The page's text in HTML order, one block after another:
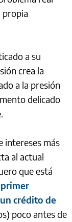
propia
a su
crea la
a la presión
delicado
intereses más
al actual
que está
crédito de
poco antes de